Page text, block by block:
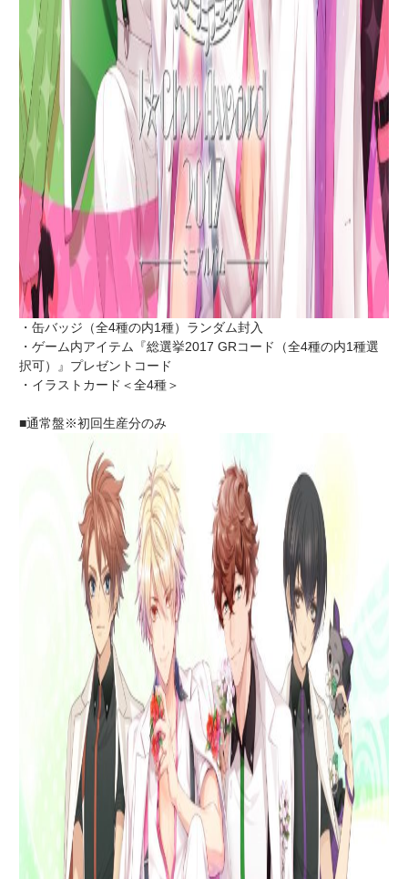
・缶バッジ（全4種の内1種）ランダム封入
・ゲーム内アイテム『総選挙2017 GRコード（全4種の内1種選
択可）』プレゼントコード
・イラストカード＜全4種＞
■通常盤※初回生産分のみ